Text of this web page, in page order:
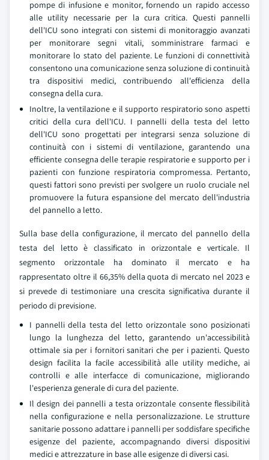
pompe di infusione e monitor, fornendo un rapido accesso
alle utility necessarie per la cura critica. Questi pannelli
dell'ICU sono integrati con sistemi di monitoraggio avanzati
per monitorare segni vitali, somministrare farmaci e
monitorare lo stato del paziente. Le funzioni di connettività
consentono una comunicazione senza soluzione di continuità
tra dispositivi medici, contribuendo all'efficienza della
consegna della cura.
Inoltre, la ventilazione e il supporto respiratorio sono aspetti
critici della cura dell'ICU. I pannelli della testa del letto
dell'ICU sono progettati per integrarsi senza soluzione di
continuità con i sistemi di ventilazione, garantendo una
efficiente consegna delle terapie respiratorie e supporto per i
pazienti con funzione respiratoria compromessa. Pertanto,
questi fattori sono previsti per svolgere un ruolo cruciale nel
promuovere la futura espansione del mercato dell'industria
del pannello a letto.
Sulla base della configurazione, il mercato del pannello della
testa del letto è classificato in orizzontale e verticale. Il
segmento orizzontale ha dominato il mercato e ha
rappresentato oltre il 66,35% della quota di mercato nel 2023 e
si prevede di testimoniare una crescita significativa durante il
periodo di previsione.
I pannelli della testa del letto orizzontale sono posizionati
lungo la lunghezza del letto, garantendo un'accessibilità
ottimale sia per i fornitori sanitari che per i pazienti. Questo
design facilita la facile accessibilità alle utility mediche, ai
controlli e alle interfacce di comunicazione, migliorando
l'esperienza generale di cura del paziente.
Il design dei pannelli a testa orizzontale consente flessibilità
nella configurazione e nella personalizzazione. Le strutture
sanitarie possono adattare i pannelli per soddisfare specifiche
esigenze del paziente, accompagnando diversi dispositivi
medici e attrezzature in base alle esigenze di diversi casi.